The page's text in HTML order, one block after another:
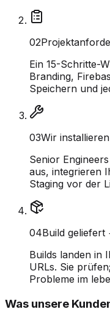
02
Ein 15-Schritte-
Branding,
Speichern und
03Wir
Senior
aus, integrieren
Staging vor der
04Build
Builds landen in
URLs. Sie
Probleme im
Was unsere